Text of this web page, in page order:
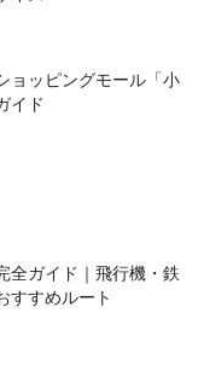
ョッピングモール「小
イド
全ガイド｜飛行機・鉄
すすめルート